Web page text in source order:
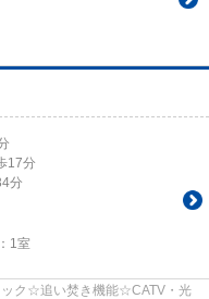
17分
分
1室
ック☆追い焚き機能☆CATV・光